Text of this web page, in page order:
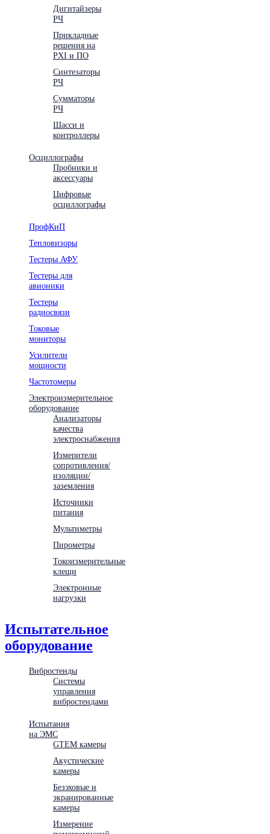
Дигитайзеры
РЧ
Прикладные
решения на
PXI и ПО
Синтезаторы
РЧ
Сумматоры
РЧ
Шасси и
контроллеры
Осциллографы
Пробники и
аксессуары
Цифровые
осциллографы
ПрофКиП
Тепловизоры
Тестеры АФУ
Тестеры для
авионики
Тестеры
радиосвязи
Токовые
мониторы
Усилители
мощности
Частотомеры
Электроизмерительное
оборудование
Анализаторы
качества
электроснабжения
Измерители
сопротивления/
изоляции/
заземления
Источники
питания
Мультиметры
Пирометры
Токоизмерительные
клещи
Электронные
нагрузки
Испытательное
оборудование
Вибростенды
Системы
управления
вибростендами
Испытания
на ЭМС
GTEM камеры
Акустические
камеры
Безэховые и
экранированные
камеры
Измерение